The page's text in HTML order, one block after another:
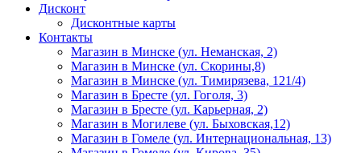
Дисконт
Дисконтные карты
Контакты
Магазин в Минске (ул. Неманская, 2)
Магазин в Минске (ул. Скорины,8)
Магазин в Минске (ул. Тимирязева, 121/4)
Магазин в Бресте (ул. Гоголя, 3)
Магазин в Бресте (ул. Карьерная, 2)
Магазин в Могилеве (ул. Быховская,12)
Магазин в Гомеле (ул. Интернациональная, 13)